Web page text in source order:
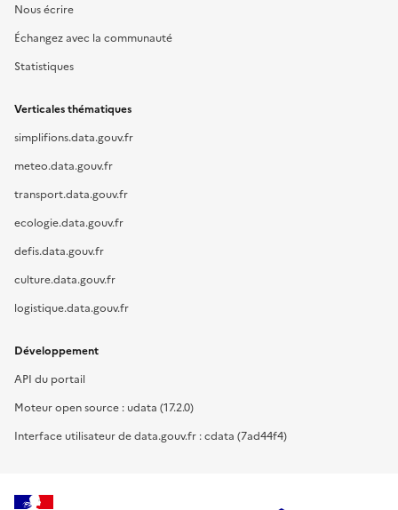
Nous écrire
Échangez avec la communauté
Statistiques
Verticales thématiques
simplifions.data.gouv.fr
meteo.data.gouv.fr
transport.data.gouv.fr
ecologie.data.gouv.fr
defis.data.gouv.fr
culture.data.gouv.fr
logistique.data.gouv.fr
Développement
API du portail
Moteur open source : udata (17.2.0)
Interface utilisateur de data.gouv.fr : cdata (7ad44f4)